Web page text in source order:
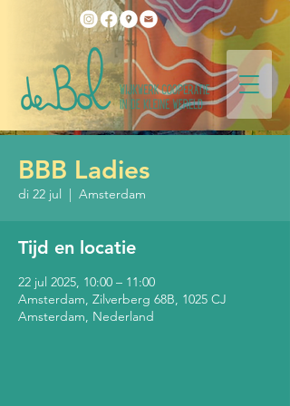
BBB Ladies
di 22 jul
  |
Amsterdam
Tijd en locatie
22 jul 2025, 10:00 – 11:00
Amsterdam, Zilverberg 68B, 1025 CJ
Amsterdam, Nederland